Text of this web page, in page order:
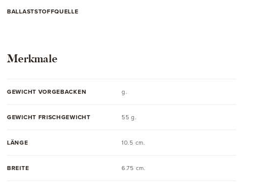
BALLASTSTOFFQUELLE
Merkmale
GEWICHT VORGEBACKEN g.
GEWICHT FRISCHGEWICHT 55 g.
LÄNGE 10.5 cm.
BREITE 6.75 cm.